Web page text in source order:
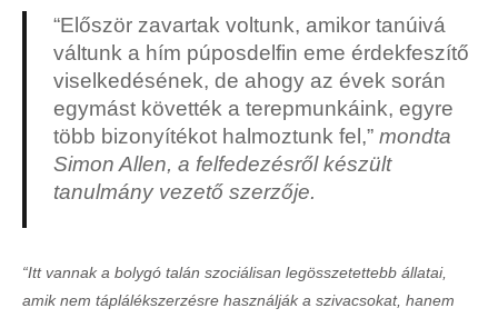
“Először zavartak voltunk, amikor tanúivá
váltunk a hím púposdelfin eme érdekfeszítő
viselkedésének, de ahogy az évek során
egymást követték a terepmunkáink, egyre
több bizonyítékot halmoztunk fel,” mondta
Simon Allen, a felfedezésről készült
tanulmány vezető szerzője.
“Itt vannak a bolygó talán szociálisan legösszetettebb állatai,
amik nem táplálékszerzésre használják a szivacsokat, hanem